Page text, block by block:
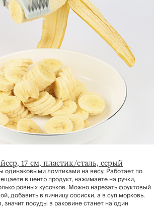
17 см, пластик/сталь, серый
одинаковыми ломтиками на весу. Работает по
в центр продукт, нажимаете на ручки,
ровных кусочков. Можно нарезать фруктовый
добавить в яичницу сосиски, а в суп морковь.
значит посуды в раковине станет на один